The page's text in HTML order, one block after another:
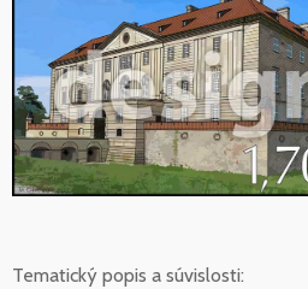
Tematický popis a súvislosti: